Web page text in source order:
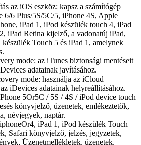
az iOS eszköz: kapsz a számítógép
6/6 Plus/5S/5C/5, iPhone 4S, Apple
iPad 1, iPod készülék touch 4, iPad
iPad Retina kijelző, a vadonatúj iPad,
Touch 5 és iPad 1, amelynek
mode: az iTunes biztonsági mentéseit
adatainak javításához.
mode: használja az iCloud
iDevices adatainak helyreállításához.
5Or5C / 5S / 4S / iPod device touch
könyvjelző, üzenetek, emlékeztetők,
névjegyek, naptár.
iPad 1, iPod készülék Touch
Safari könyvjelző, jelzés, jegyzetek,
Üzenetmellékletek, üzenetek,